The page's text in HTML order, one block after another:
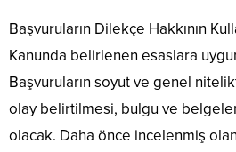
Başvuruların Dilekçe Hakkının
Kanunda belirlenen esaslara
Başvuruların soyut ve genel
olay belirtilmesi, bulgu ve
olacak. Daha önce incelenmiş